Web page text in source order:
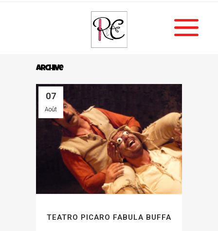
Archive
07
Août
TEATRO PICARO FABULA BUFFA